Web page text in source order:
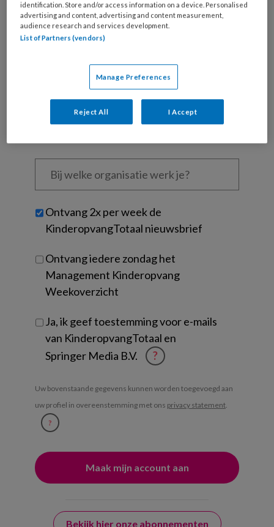
Wat
is
je
wachtwoord* *
Bij
welke
je?
Untitled
Ontvang 2x per week de
KinderopvangTotaal nieuwsbrief
Ontvang iedere zondag het
Management Kinderopvang
Weekoverzicht
Ja, ik geef toestemming voor e-mails
van KinderopvangTotaal en
Springer Media B.V.
?
Uw bovenstaande gegevens kunnen worden toegevoegd aan
uw profiel in overeenstemming met ons privacy statement.
?
Bekijk hier onze abonnementen
identification. Store and/or access information on a device. Personalised
advertising and content, advertising and content measurement,
audience research and services development.
List of Partners (vendors)
Manage Preferences
Reject All I Accept